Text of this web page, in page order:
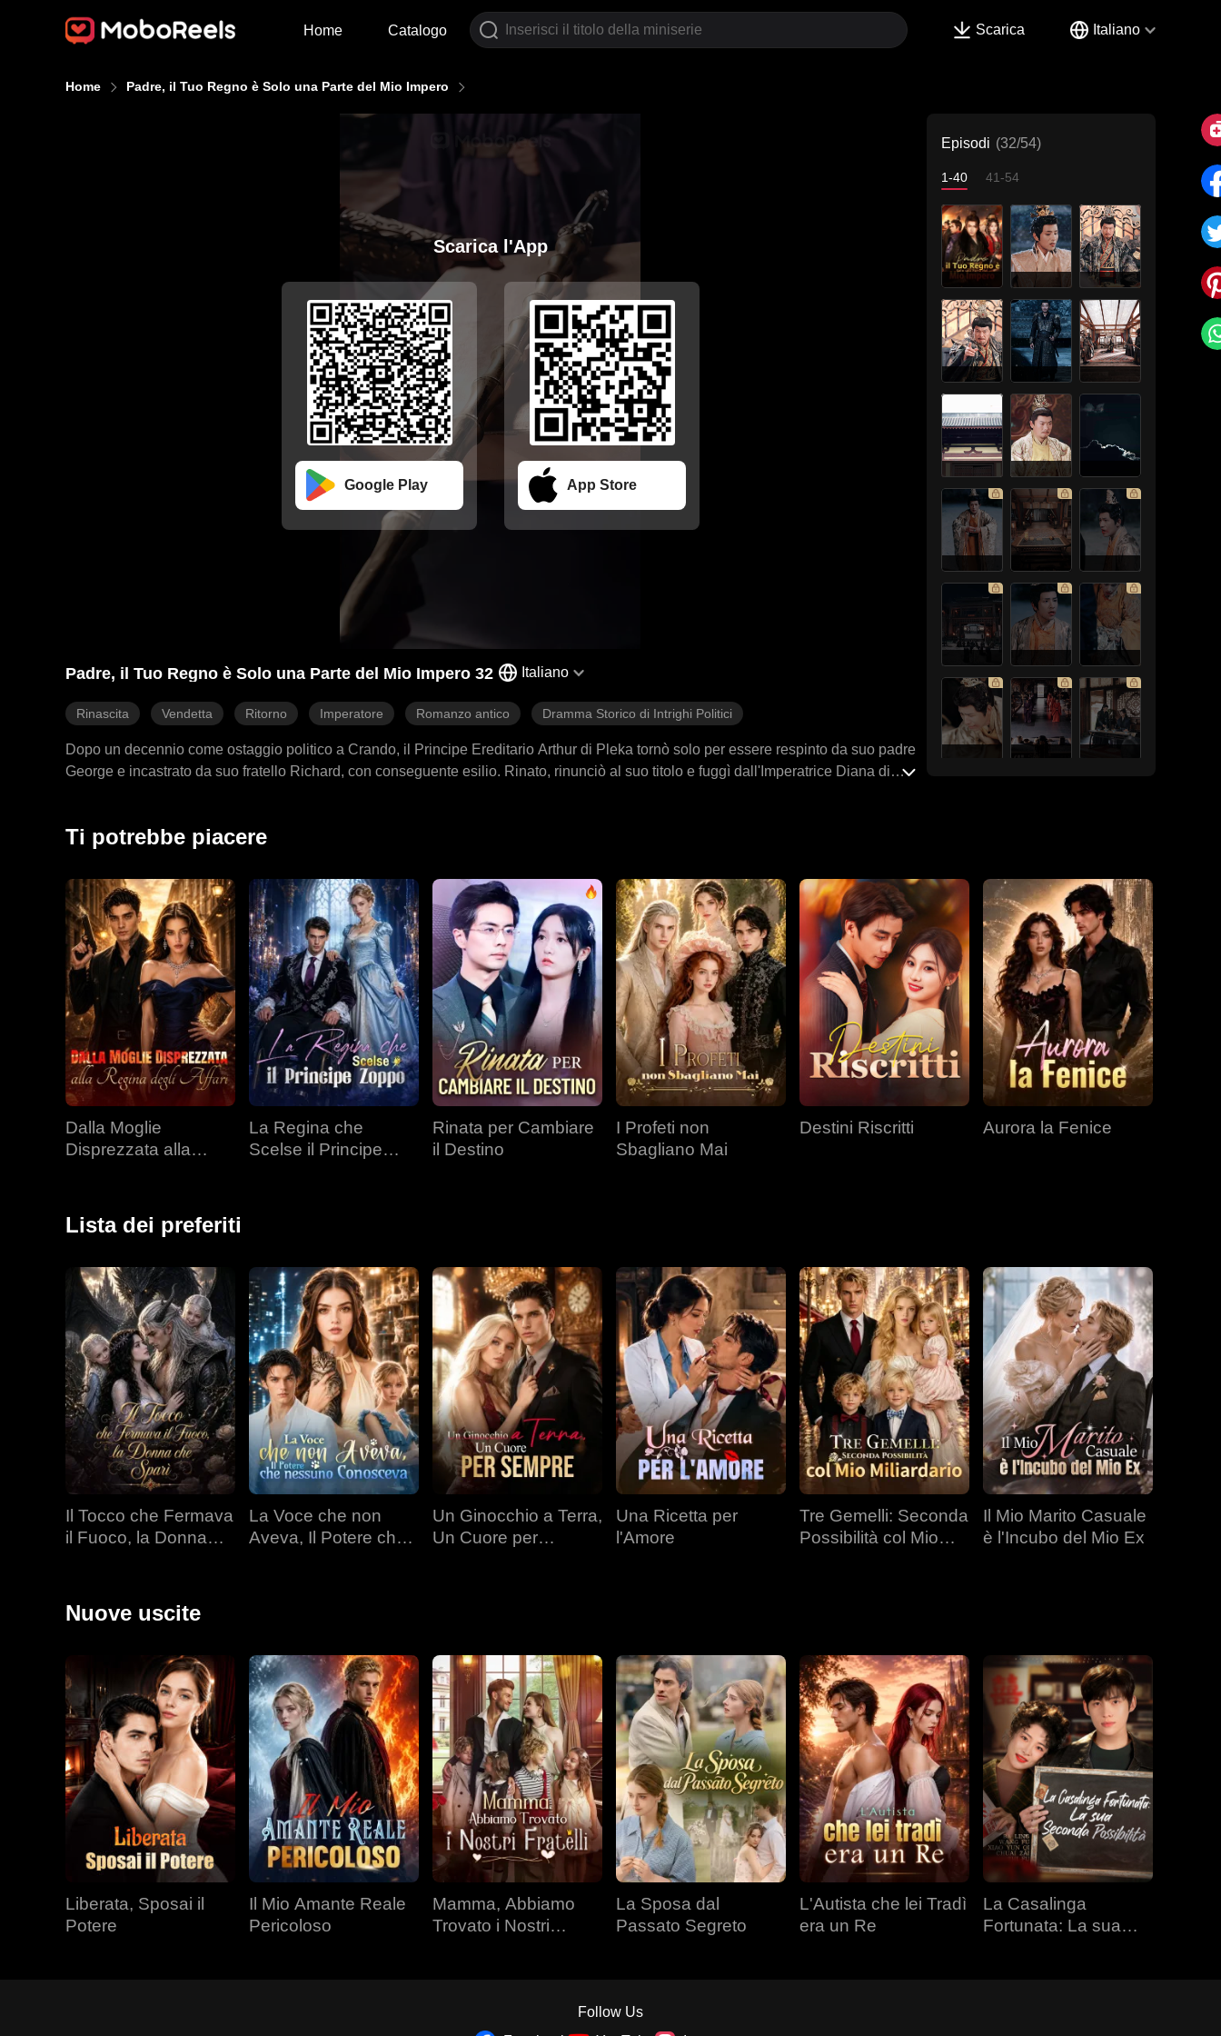
Home Catalogo Scarica Italiano
Home Padre, il Tuo Regno è Solo una Parte del Mio Impero
Scarica l'App
Google Play App Store
Padre, il Tuo Regno è Solo una Parte del Mio Impero 32 Italiano
Rinascita Vendetta Ritorno Imperatore Romanzo antico Dramma Storico di Intrighi Politici
Dopo un decennio come ostaggio politico a Crando, il Principe Ereditario Arthur di Pleka tornò solo per essere respinto da suo padre
George e incastrato da suo fratello Richard, con conseguente esilio. Rinato, rinunciò al suo titolo e fuggì dall'Imperatrice Diana di
e schiacciò una coalizione di sei nazioni, catturando i loro governanti per rivendicare il dominio su tutti.
Episodi (32/54)
1-40 41-54
Ti potrebbe piacere
Dalla Moglie
Disprezzata alla
La Regina che
Scelse il Principe
Rinata per Cambiare
il Destino
I Profeti non
Sbagliano Mai
Destini Riscritti Aurora la Fenice
Lista dei preferiti
Il Tocco che Fermava
il Fuoco, la Donna
La Voce che non
Aveva, Il Potere che
Un Ginocchio a Terra,
Un Cuore per
Una Ricetta per
l'Amore
Tre Gemelli: Seconda
Possibilità col Mio
Il Mio Marito Casuale
è l'Incubo del Mio Ex
Nuove uscite
Liberata, Sposai il
Potere
Il Mio Amante Reale
Pericoloso
Mamma, Abbiamo
Trovato i Nostri
La Sposa dal
Passato Segreto
L'Autista che lei Tradì
era un Re
La Casalinga
Fortunata: La sua
Follow Us